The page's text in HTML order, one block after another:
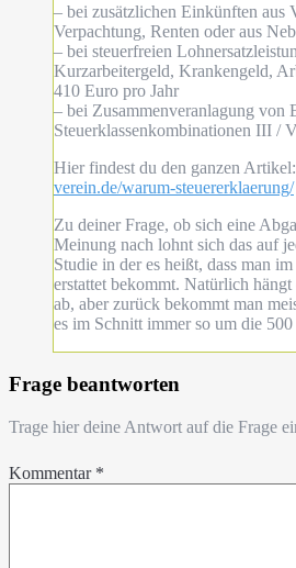
– bei zusätzlichen Einkünften aus
Verpachtung, Renten oder aus
– bei steuerfreien
Kurzarbeitergeld, Krankengeld,
410 Euro pro Jahr
– bei Zusammenveranlagung von
Steuerklassenkombinationen III /
Hier findest du den ganzen Artikel:
verein.de/warum-steuererklaerung/
Zu deiner Frage, ob sich eine
Meinung nach lohnt sich das auf
Studie in der es heißt, dass man
erstattet bekommt. Natürlich
ab, aber zurück bekommt man
es im Schnitt immer so um die
Frage beantworten
Trage hier deine Antwort auf die Frage
Kommentar *